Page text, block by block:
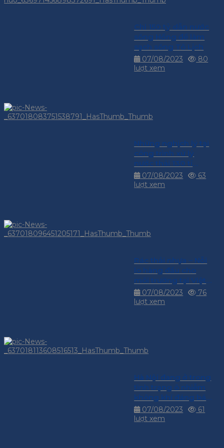
Chi 150 tỷ dẫn nước
sông Hồng để làm
sạch sông Tô Lịch
07/08/2023
80
lượt xem
Những nghịch lý tại
công trình xử lý
nước thải 130 tỉ
đồng
07/08/2023
63
lượt xem
Rác thải nhựa – Nỗi
lo hàng đầu cho
môi trường tại Việt
Nam
07/08/2023
76
lượt xem
Hà Nội đang ở trong
tình trạng ô nhiễm
không khí đáng báo
động
07/08/2023
61
lượt xem